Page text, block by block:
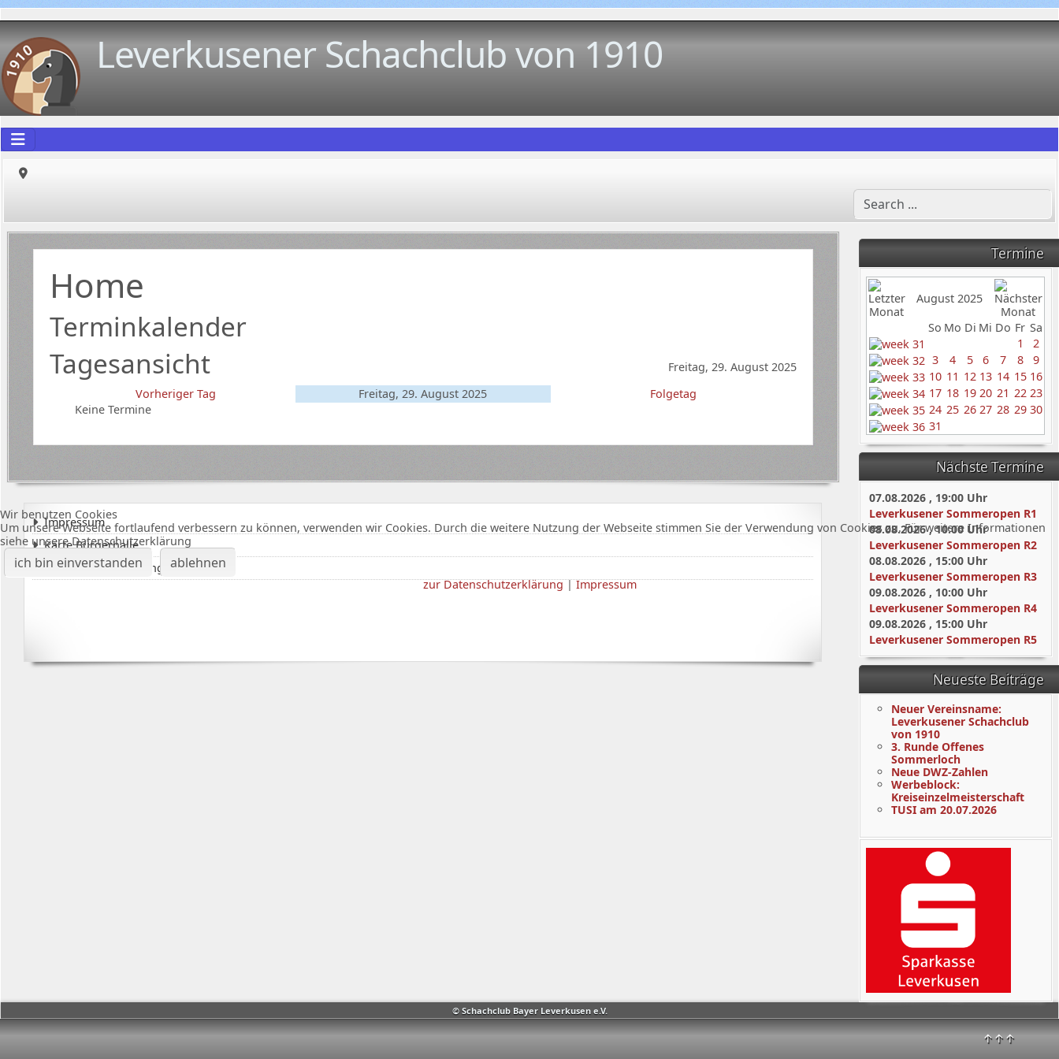
Leverkusener Schachclub von 1910
© Schachclub Bayer Leverkusen e.V.
↑↑↑
Termine
August 2025
So Mo Di Mi Do Fr Sa
1
2
3
4 5 6 7 8
9
10 11 12 13 14 15 16
17 18 19 20 21 22 23
24 25 26 27 28 29 30
31
Nächste Termine
07.08.2026, 19:00Uhr
Leverkusener Sommeropen R1
08.08.2026,10:00Uhr
Leverkusener Sommeropen R2
08.08.2026, 15:00Uhr
Leverkusener Sommeropen R3
09.08.2026, 10:00Uhr
Leverkusener Sommeropen R4
09.08.2026, 15:00Uhr
Leverkusener Sommeropen R5
Neueste Beiträge
Neuer Vereinsname:
Leverkusener Schachclub
von 1910
3. Runde Offenes
Sommerloch
Neue DWZ-Zahlen
Werbeblock:
Kreiseinzelmeisterschaft
TUSI am 20.07.2026
Home
Terminkalender
Tagesansicht
Freitag, 29. August 2025
Vorheriger Tag
Freitag, 29. August 2025
Folgetag
Keine Termine
Impressum
Karte Bürgerhalle
Datenschutzerklärung
Wir benutzen Cookies
Um unsere Webseite fortlaufend verbessern zu können, verwenden wir Cookies. Durch die weitere Nutzung der Webseite stimmen Sie der Verwendung von Cookies zu. Für weitere Informationen
siehe unsere Datenschutzerklärung
ich bin einverstanden ablehnen
zur Datenschutzerklärung|Impressum